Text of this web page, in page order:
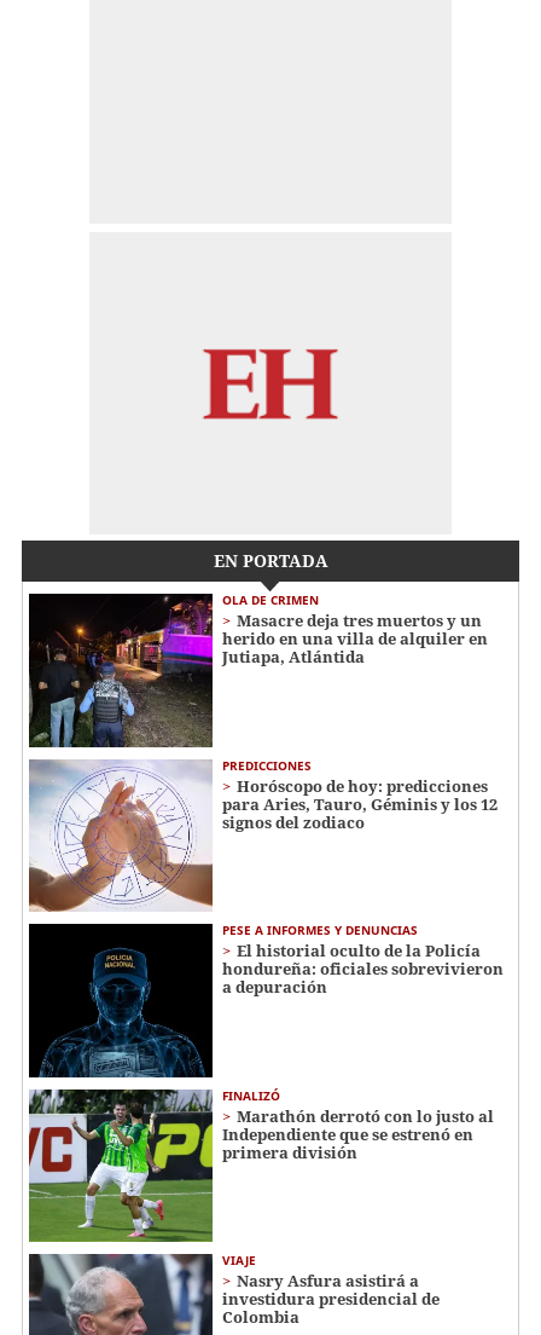
EN PORTADA
OLA DE CRIMEN
Masacre deja tres muertos y un
herido en una villa de alquiler en
Jutiapa, Atlántida
PREDICCIONES
Horóscopo de hoy: predicciones
para Aries, Tauro, Géminis y los 12
signos del zodiaco
PESE A INFORMES Y DENUNCIAS
El historial oculto de la Policía
hondureña: oficiales sobrevivieron
a depuración
FINALIZÓ
Marathón derrotó con lo justo al
Independiente que se estrenó en
primera división
VIAJE
Nasry Asfura asistirá a
investidura presidencial de
Colombia